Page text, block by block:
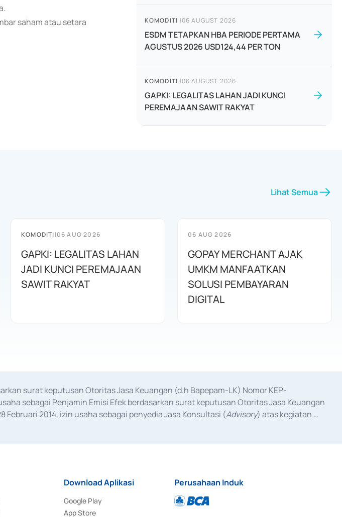
saham atau setara
KOMODITI |06 AUGUST 2026
ESDM TETAPKAN HBA PERIODE PERTAMA
AGUSTUS 2026 USD124,44 PER TON
KOMODITI |06 AUGUST 2026
GAPKI: LEGALITAS LAHAN JADI KUNCI
PEREMAJAAN SAWIT RAKYAT
Lihat Semua
KOMODITI|06 AUG 2026
GAPKI: LEGALITAS LAHAN
JADI KUNCI PEREMAJAAN
SAWIT RAKYAT
06 AUG 2026
GOPAY MERCHANT AJAK
UMKM MANFAATKAN
SOLUSI PEMBAYARAN
DIGITAL
surat keputusan Otoritas Jasa Keuangan (d.h Bapepam-LK) Nomor KEP-
sebagai Penjamin Emisi Efek berdasarkan surat keputusan Otoritas Jasa Keuangan
Februari 2014, izin usaha sebagai penyedia Jasa Konsultasi (Advisory) atas kegiatan
Download Aplikasi
Google Play
App Store
Perusahaan Induk